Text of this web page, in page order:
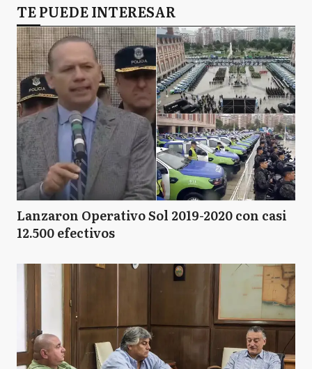
TE PUEDE INTERESAR
Lanzaron Operativo Sol 2019-2020 con casi
12.500 efectivos